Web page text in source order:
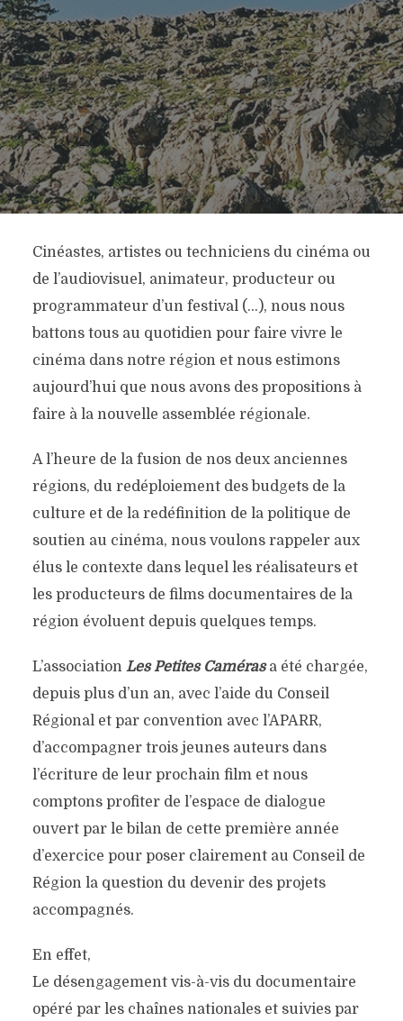
Cinéastes, artistes ou techniciens du cinéma ou
de l’audiovisuel, animateur, producteur ou
programmateur d’un festival (…), nous nous
battons tous au quotidien pour faire vivre le
cinéma dans notre région et nous estimons
aujourd’hui que nous avons des propositions à
faire à la nouvelle assemblée régionale.
A l’heure de la fusion de nos deux anciennes
régions, du redéploiement des budgets de la
culture et de la redéfinition de la politique de
soutien au cinéma, nous voulons rappeler aux
élus le contexte dans lequel les réalisateurs et
les producteurs de films documentaires de la
région évoluent depuis quelques temps.
L’association Les Petites Camérasa été chargée,
depuis plus d’un an, avec l’aide du Conseil
Régional et par convention avec l’APARR,
d’accompagner trois jeunes auteurs dans
l’écriture de leur prochain film et nous
comptons profiter de l’espace de dialogue
ouvert par le bilan de cette première année
d’exercice pour poser clairement au Conseil de
Région la question du devenir des projets
accompagnés.
En effet,
Le désengagement vis-à-vis du documentaire
opéré par les chaînes nationales et suivies par